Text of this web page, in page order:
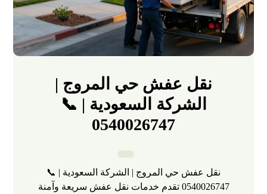
نقل عفش حي المروج |
الشركة السعودية | 📞
0540026747
نقل عفش حي المروج | الشركة السعودية | 📞
0540026747 تقدم خدمات نقل عفش سريعة وآمنة